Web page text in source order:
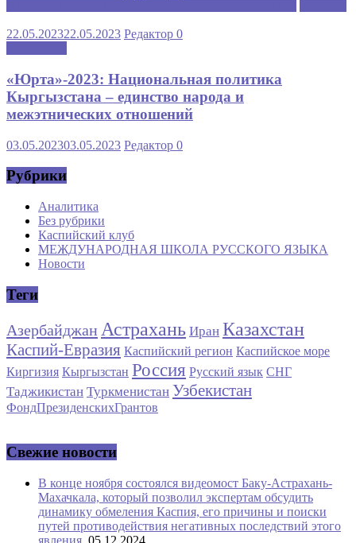
22.05.202322.05.2023 Редактор 0
«Юрта»-2023: Национальная политика
Кыргызстана – единство народа и
межэтнических отношений
03.05.202303.05.2023 Редактор 0
Рубрики
Аналитика
Без рубрики
Каспийский клуб
МЕЖДУНАРОДНАЯ ШКОЛА РУССКОГО ЯЗЫКА
Новости
Теги
Азербайджан Астрахань Иран Казахстан
Каспий-Евразия Каспийский регион Каспийское море
Киргизия Кыргызстан Россия Русский язык СНГ
Таджикистан Туркменистан Узбекистан
ФондПрезиденскихГрантов
Свежие новости
В конце ноября состоялся видеомост Баку-Астрахань-
Махачкала, который позволил экспертам обсудить
динамику обмеления Каспия, его причины и поиски
путей противодействия негативных последствий этого
явления. 05.12.2024